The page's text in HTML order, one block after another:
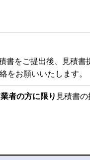
書をご提出後、見積書
をお願いいたします。
者の方に限り 見積書